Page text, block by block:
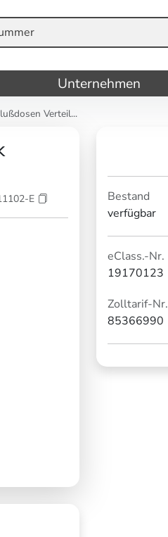
Unternehmen
Verteil...
E
Bestand
verfügbar
eClass.-Nr.
19170123
Zolltarif-Nr.
85366990